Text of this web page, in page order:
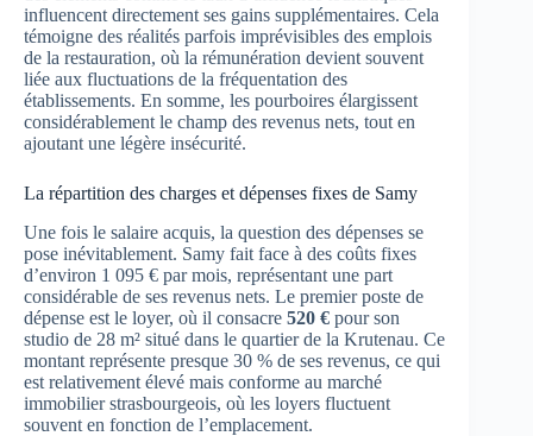
influencent directement ses gains supplémentaires. Cela
témoigne des réalités parfois imprévisibles des emplois
de la restauration, où la rémunération devient souvent
liée aux fluctuations de la fréquentation des
établissements. En somme, les pourboires élargissent
considérablement le champ des revenus nets, tout en
ajoutant une légère insécurité.
La répartition des charges et dépenses fixes de Samy
Une fois le salaire acquis, la question des dépenses se
pose inévitablement. Samy fait face à des coûts fixes
d’environ 1 095 € par mois, représentant une part
considérable de ses revenus nets. Le premier poste de
dépense est le loyer, où il consacre 520 € pour son
studio de 28 m² situé dans le quartier de la Krutenau. Ce
montant représente presque 30 % de ses revenus, ce qui
est relativement élevé mais conforme au marché
immobilier strasbourgeois, où les loyers fluctuent
souvent en fonction de l’emplacement.